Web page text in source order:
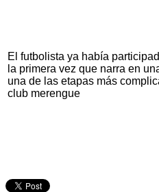
El futbolista ya había
la primera vez que narra en
una de las etapas más
club merengue